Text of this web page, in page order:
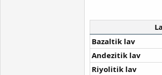
Bazaltik lav
Andezitik lav
Riyolitik lav